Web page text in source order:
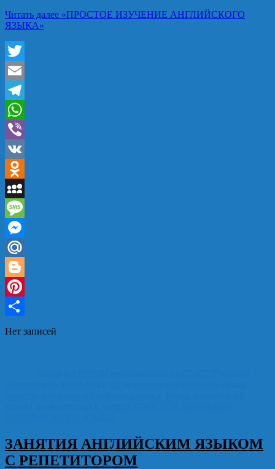
Читать далее «ПРОСТОЕ ИЗУЧЕНИЕ АНГЛИЙСКОГО
ЯЗЫКА»
Twitter
Email
Telegram
WhatsApp
Viber
VK
Odnoklassniki
MySpace
Message
Messenger
Mail.Ru
Blogger
Pinterest
Отправить
Нет записей
ЗАНЯТИЯ АНГЛИЙСКИМ ЯЗЫКОМ
С РЕПЕТИТОРОМ